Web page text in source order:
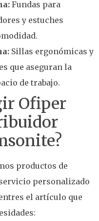
Fundas para
y estuches
Sillas ergonómicas y
que aseguran la
de trabajo.
Ofiper
productos de
personalizado
el artículo que